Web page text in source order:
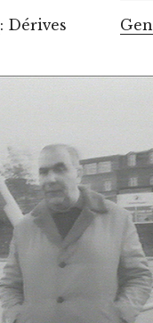
: Dérives